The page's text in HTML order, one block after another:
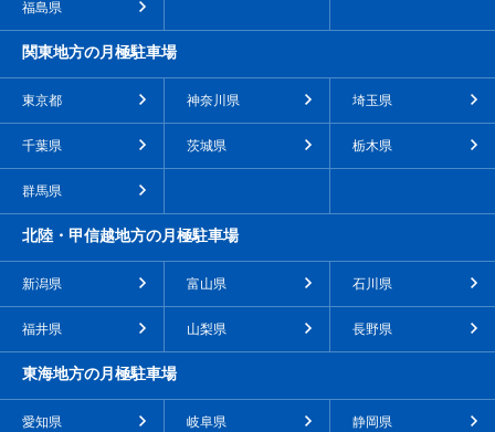
福島県
関東地方の月極駐車場
東京都 神奈川県 埼玉県
千葉県 茨城県 栃木県
群馬県
北陸・甲信越地方の月極駐車場
新潟県 富山県 石川県
福井県 山梨県 長野県
東海地方の月極駐車場
愛知県 岐阜県 静岡県